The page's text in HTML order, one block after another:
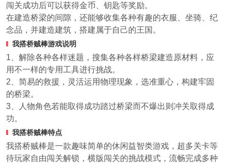
闯关成功后可以获得金币、钥匙等奖励。
在建造桥梁的间隙，还能够收集各种有趣的衣服、坐骑、纪
念品，并建造建筑，搭建属于自己的王国。
我搭桥贼棒游戏说明
1、解除各种各样迷题，搜集各种各样桥梁建造原材料，应
用不一样的专用工具进行挑战。
2、简易的救援，灵活运用物理现象，选准重心，构建牢固
的桥梁。
3、人物角色若能取得成功踏过桥梁而不爆出则冲关取得成
功。
我搭桥贼棒特点
我搭桥贼棒是一款趣味简单的休闲益智类游戏，超多关卡等
待玩家自由闯关解锁，横版闯关的挑战模式，流畅完成多种